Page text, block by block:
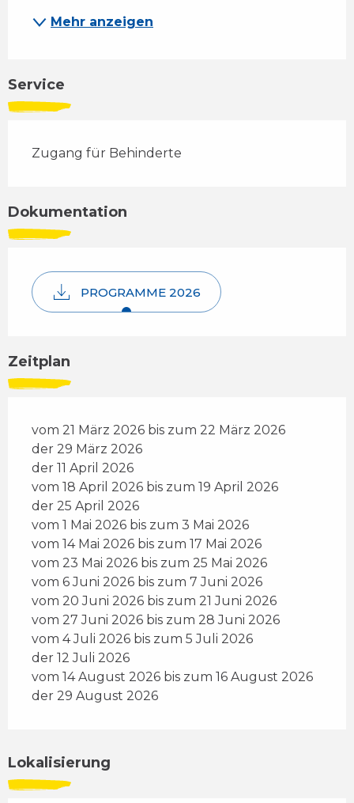
Mehr anzeigen
Service
Zugang für Behinderte
Dokumentation
PROGRAMME 2026
Zeitplan
vom 21 März 2026 bis zum 22 März 2026
der 29 März 2026
der 11 April 2026
vom 18 April 2026 bis zum 19 April 2026
der 25 April 2026
vom 1 Mai 2026 bis zum 3 Mai 2026
vom 14 Mai 2026 bis zum 17 Mai 2026
vom 23 Mai 2026 bis zum 25 Mai 2026
vom 6 Juni 2026 bis zum 7 Juni 2026
vom 20 Juni 2026 bis zum 21 Juni 2026
vom 27 Juni 2026 bis zum 28 Juni 2026
vom 4 Juli 2026 bis zum 5 Juli 2026
der 12 Juli 2026
vom 14 August 2026 bis zum 16 August 2026
der 29 August 2026
Lokalisierung